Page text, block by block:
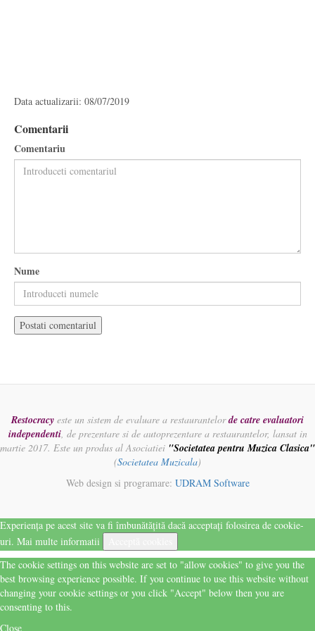
Data actualizarii: 08/07/2019
Comentarii
Comentariu
Nume
Restocracy este un sistem de evaluare a restaurantelorde catre evaluatori
independenti, de prezentare si de autoprezentare a restaurantelor, lansat in
martie 2017. Este un produs al Asociatiei "Societatea pentru Muzica Clasica"
(Societatea Muzicala)
Web design si programare: UDRAM Software
Experiența pe acest site va fi îmbunătățită dacă acceptați folosirea de cookie-
uri. Mai multe informatii
The cookie settings on this website are set to "allow cookies" to give you the
best browsing experience possible. If you continue to use this website without
changing your cookie settings or you click "Accept" below then you are
consenting to this.
Close